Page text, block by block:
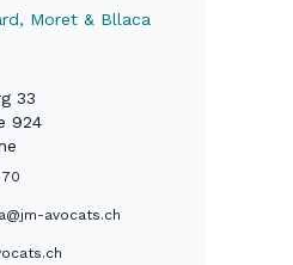
Moret & Bllaca
33
924
avocats.ch